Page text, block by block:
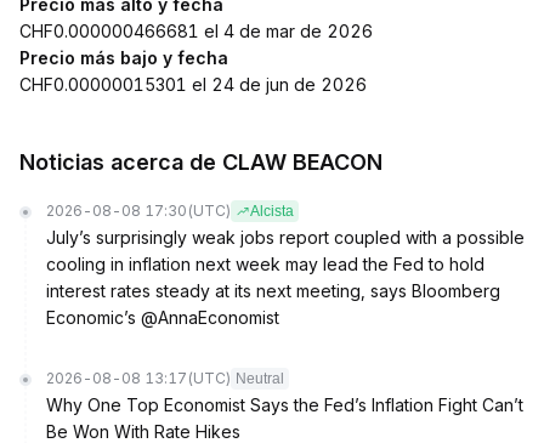
Precio más alto y fecha
CHF0.000000466681 el 4 de mar de 2026
Precio más bajo y fecha
CHF0.00000015301 el 24 de jun de 2026
Noticias acerca de CLAW BEACON
2026-08-08 17:30 (UTC) Alcista
July’s surprisingly weak jobs report coupled with a possible
cooling in inflation next week may lead the Fed to hold
interest rates steady at its next meeting, says Bloomberg
Economic’s @AnnaEconomist
2026-08-08 13:17 (UTC) Neutral
Why One Top Economist Says the Fed’s Inflation Fight Can’t
Be Won With Rate Hikes